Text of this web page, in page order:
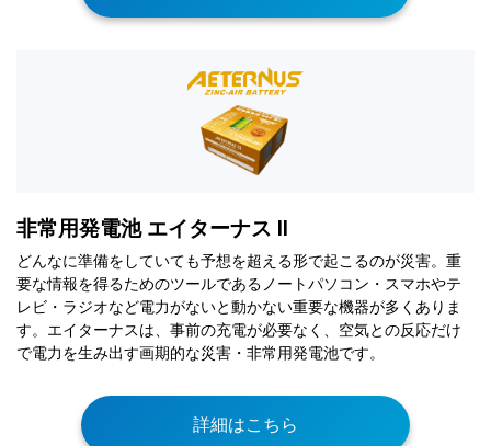
非常用発電池 エイターナス ll
どんなに準備をしていても予想を超える形で起こるのが災害。重
要な情報を得るためのツールであるノートパソコン・スマホやテ
レビ・ラジオなど電力がないと動かない重要な機器が多くありま
す。エイターナスは、事前の充電が必要なく、空気との反応だけ
で電力を生み出す画期的な災害・非常用発電池です。
詳細はこちら